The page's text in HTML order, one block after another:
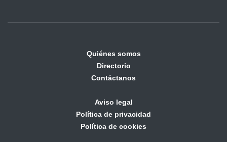
Quiénes somos
Directorio
Contáctanos
Aviso legal
Política de privacidad
Política de cookies